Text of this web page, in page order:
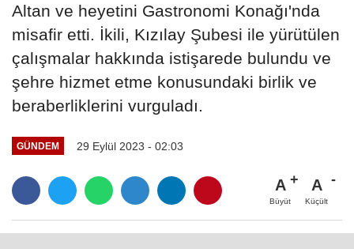
Altan ve heyetini Gastronomi Konağı'nda
misafir etti. İkili, Kızılay Şubesi ile yürütülen
çalışmalar hakkında istişarede bulundu ve
şehre hizmet etme konusundaki birlik ve
beraberliklerini vurguladı.
GÜNDEM 29 Eylül 2023 - 02:03
A
Büyüt
A
Küçült